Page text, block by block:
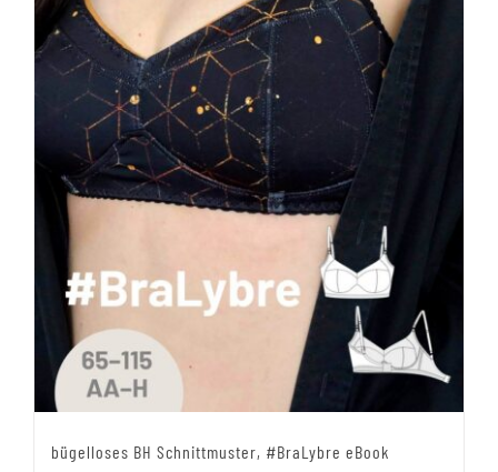
bügelloses BH Schnittmuster, #BraLybre eBook